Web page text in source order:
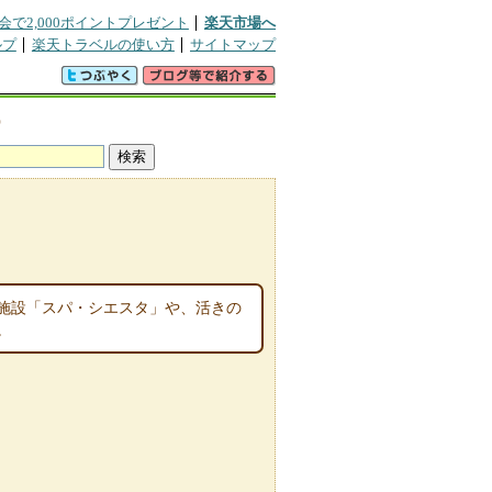
で2,000ポイントプレゼント
楽天市場へ
楽天トラベルの使い方 サイトマップ
設「スパ・シエスタ」や、活きの